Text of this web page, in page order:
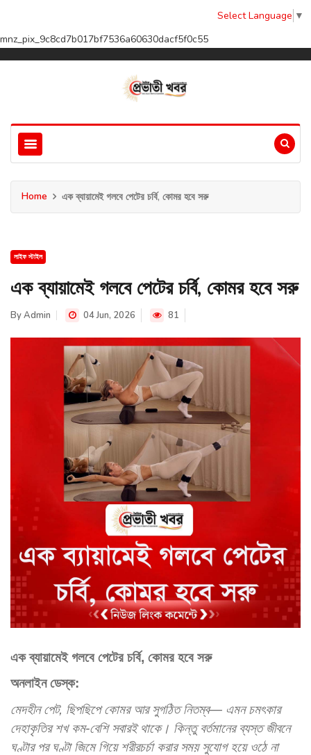
Select Language ▼
mnz_pix_9c8cd7b017bf7536a60630dacf5f0c55
Home এক ব্যায়ামেই গলবে পেটের চর্বি, কোমর হবে সরু
লাইফ স্টাইল
এক ব্যায়ামেই গলবে পেটের চর্বি, কোমর হবে সরু
ByAdmin 04 Jun, 2026 81
এক ব্যায়ামেই গলবে পেটের চর্বি, কোমর হবে সরু
অনলাইন ডেস্ক:
মেদহীন পেট, ছিপছিপে কোমর আর সুগঠিত নিতম্ব— এমন চমৎকার
দেহাকৃতির শখ কম-বেশি সবারই থাকে। কিন্তু বর্তমানের ব্যস্ত জীবনে
ঘণ্টার পর ঘণ্টা জিমে গিয়ে শরীরচর্চা করার সময় সুযোগ হয়ে ওঠে না